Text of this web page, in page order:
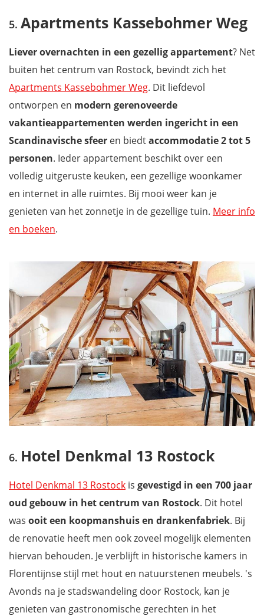
Apartments Kassebohmer Weg
Liever overnachten in een gezellig appartement? Net
buiten het centrum van Rostock, bevindt zich het
Apartments Kassebohmer Weg. Dit liefdevol
ontworpen en modern gerenoveerde
vakantieappartementen werden ingericht in een
Scandinavische sfeer en biedtaccommodatie 2 tot 5
personen. Ieder appartement beschikt over een
volledig uitgeruste keuken, een gezellige woonkamer
en internet in alle ruimtes. Bij mooi weer kan je
genieten van het zonnetje in de gezellige tuin. Meer info
en boeken.
Hotel Denkmal 13 Rostock
Hotel Denkmal 13 Rostock is gevestigd in een 700 jaar
oud gebouw in het centrum van Rostock. Dit hotel
was ooit een koopmanshuis en drankenfabriek. Bij
de renovatie heeft men ook zoveel mogelijk elementen
hiervan behouden. Je verblijft in historische kamers in
Florentijnse stijl met hout en natuurstenen meubels. 's
Avonds na je stadswandeling door Rostock, kan je
genieten van gastronomische gerechten in het